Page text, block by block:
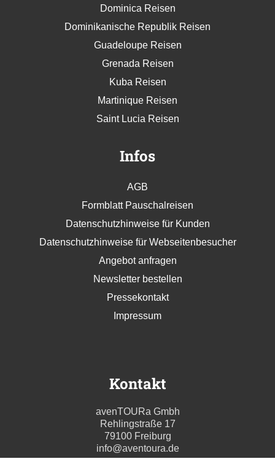
Dominica Reisen
Dominikanische Republik Reisen
Guadeloupe Reisen
Grenada Reisen
Kuba Reisen
Martinique Reisen
Saint Lucia Reisen
Infos
AGB
Formblatt Pauschalreisen
Datenschutzhinweise für Kunden
Datenschutzhinweise für Webseitenbesucher
Angebot anfragen
Newsletter bestellen
Pressekontakt
Impressum
Kontakt
avenTOURa Gmbh
Rehlingstraße 17
79100 Freiburg
info@aventoura.de